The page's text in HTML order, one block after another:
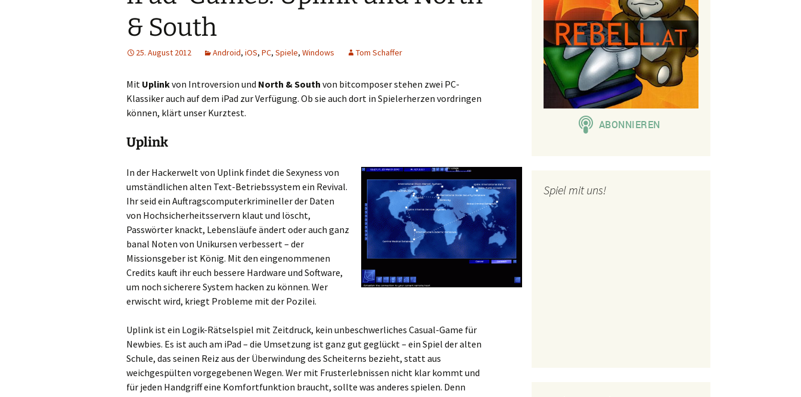
& South
25. August 2012 Android, iOS, PC, Spiele, Windows Tom Schaffer
Mit Uplinkvon Introversion und North & South von bitcomposer stehen zwei PC-
Klassiker auch auf dem iPad zur Verfügung. Ob sie auch dort in Spielerherzen vordringen
können, klärt unser Kurztest.
Uplink
In der Hackerwelt von Uplink findet die Sexyness von
umständlichen alten Text-Betriebssystem ein Revival.
Ihr seid ein Auftragscomputerkrimineller der Daten
von Hochsicherheitsservern klaut und löscht,
Passwörter knackt, Lebensläufe ändert oder auch ganz
banal Noten von Unikursen verbessert – der
Missionsgeber ist König. Mit den eingenommenen
Credits kauft ihr euch bessere Hardware und Software,
um noch sicherere System hacken zu können. Wer
erwischt wird, kriegt Probleme mit der Pozilei.
Uplink ist ein Logik-Rätselspiel mit Zeitdruck, kein unbeschwerliches Casual-Game für
Newbies. Es ist auch am iPad – die Umsetzung ist ganz gut geglückt – ein Spiel der alten
Schule, das seinen Reiz aus der Überwindung des Scheiterns bezieht, statt aus
weichgespülten vorgegebenen Wegen. Wer mit Frusterlebnissen nicht klar kommt und
für jeden Handgriff eine Komfortfunktion braucht, sollte was anderes spielen. Denn
Spiel mit uns!